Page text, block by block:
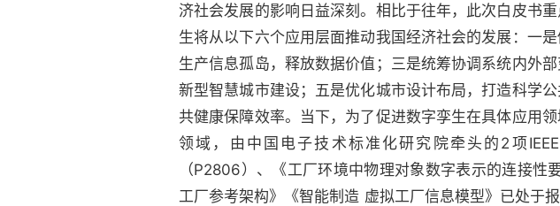
济社会发展的影响日益深刻。相比于往年，此次白皮书
生将从以下六个应用层面推动我国经济社会的发展：一
生产信息孤岛，释放数据价值；三是统筹协调系统内外
新型智慧城市建设；五是优化城市设计布局，打造科学
共健康保障效率。当下，为了促进数字孪生在具体应用
领域，由中国电子技术标准化研究院牵头的2项
（P2806）、《工厂环境中物理对象数字表示的连接
工厂参考架构》《智能制造 虚拟工厂信息模型》已处于